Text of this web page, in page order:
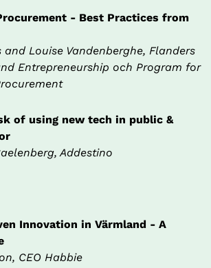
- Best Practices from
and Louise Vandenberghe, Flanders
Entrepreneurship och Program for
of using new tech in public &
Addestino
Innovation in Värmland - A
CEO Habbie